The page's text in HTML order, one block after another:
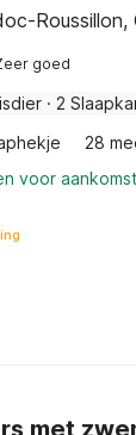
goed
· 2
28
voor aankomst
met